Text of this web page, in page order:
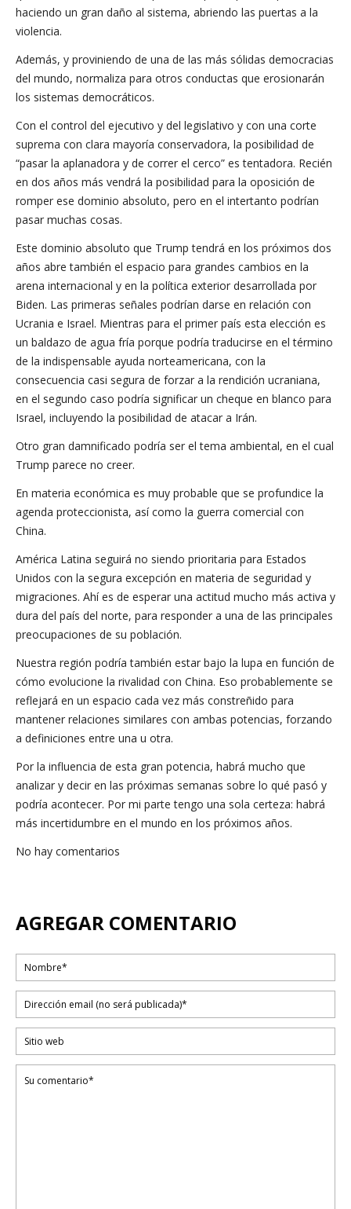
haciendo un gran daño al sistema, abriendo las puertas a la
violencia.
Además, y proviniendo de una de las más sólidas democracias
del mundo, normaliza para otros conductas que erosionarán
los sistemas democráticos.
Con el control del ejecutivo y del legislativo y con una corte
suprema con clara mayoría conservadora, la posibilidad de
“pasar la aplanadora y de correr el cerco” es tentadora. Recién
en dos años más vendrá la posibilidad para la oposición de
romper ese dominio absoluto, pero en el intertanto podrían
pasar muchas cosas.
Este dominio absoluto que Trump tendrá en los próximos dos
años abre también el espacio para grandes cambios en la
arena internacional y en la política exterior desarrollada por
Biden. Las primeras señales podrían darse en relación con
Ucrania e Israel. Mientras para el primer país esta elección es
un baldazo de agua fría porque podría traducirse en el término
de la indispensable ayuda norteamericana, con la
consecuencia casi segura de forzar a la rendición ucraniana,
en el segundo caso podría significar un cheque en blanco para
Israel, incluyendo la posibilidad de atacar a Irán.
Otro gran damnificado podría ser el tema ambiental, en el cual
Trump parece no creer.
En materia económica es muy probable que se profundice la
agenda proteccionista, así como la guerra comercial con
China.
América Latina seguirá no siendo prioritaria para Estados
Unidos con la segura excepción en materia de seguridad y
migraciones. Ahí es de esperar una actitud mucho más activa y
dura del país del norte, para responder a una de las principales
preocupaciones de su población.
Nuestra región podría también estar bajo la lupa en función de
cómo evolucione la rivalidad con China. Eso probablemente se
reflejará en un espacio cada vez más constreñido para
mantener relaciones similares con ambas potencias, forzando
a definiciones entre una u otra.
Por la influencia de esta gran potencia, habrá mucho que
analizar y decir en las próximas semanas sobre lo qué pasó y
podría acontecer. Por mi parte tengo una sola certeza: habrá
más incertidumbre en el mundo en los próximos años.
No hay comentarios
AGREGAR COMENTARIO